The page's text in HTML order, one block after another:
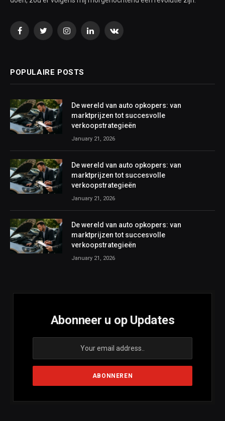
FacebookTwitterInstagramLinkedInVKontakte
POPULAIRE POSTS
De wereld van auto opkopers: van
marktprijzen tot succesvolle
verkoopstrategieën
January 21, 2026
De wereld van auto opkopers: van
marktprijzen tot succesvolle
verkoopstrategieën
January 21, 2026
De wereld van auto opkopers: van
marktprijzen tot succesvolle
verkoopstrategieën
January 21, 2026
Abonneer u op Updates